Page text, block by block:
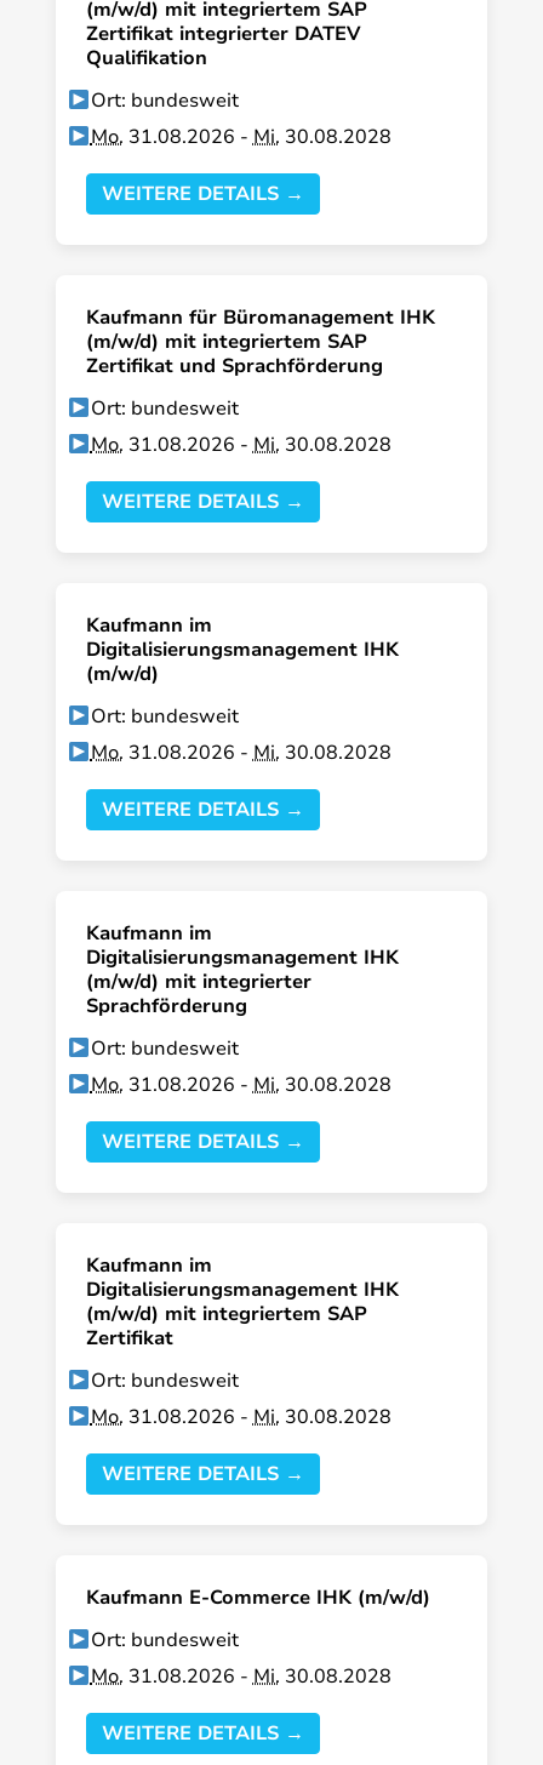
(m/w/d) mit integriertem SAP
Zertifikat integrierter DATEV
Qualifikation
Ort: bundesweit
Mo. 31.08.2026 -Mi. 30.08.2028
WEITERE DETAILS →
Kaufmann für Büromanagement IHK
(m/w/d) mit integriertem SAP
Zertifikat und Sprachförderung
Ort: bundesweit
Mo. 31.08.2026 -Mi. 30.08.2028
WEITERE DETAILS →
Kaufmann im
Digitalisierungsmanagement IHK
(m/w/d)
Ort: bundesweit
Mo. 31.08.2026 -Mi. 30.08.2028
WEITERE DETAILS →
Kaufmann im
Digitalisierungsmanagement IHK
(m/w/d) mit integrierter
Sprachförderung
Ort: bundesweit
Mo. 31.08.2026 -Mi. 30.08.2028
WEITERE DETAILS →
Kaufmann im
Digitalisierungsmanagement IHK
(m/w/d) mit integriertem SAP
Zertifikat
Ort: bundesweit
Mo. 31.08.2026 -Mi. 30.08.2028
WEITERE DETAILS →
Kaufmann E-Commerce IHK (m/w/d)
Ort: bundesweit
Mo. 31.08.2026 -Mi. 30.08.2028
WEITERE DETAILS →